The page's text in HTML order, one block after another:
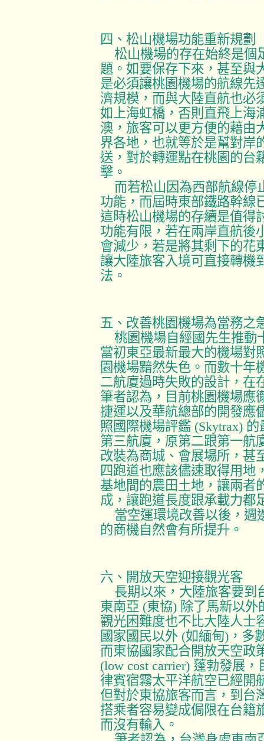
四、松山機場功能重新規劃
松山機場的存在始終是個
題。如要保存下來，甚至與
是必須讓桃園機場的航線先
濟規模，而與大陸直航也必
如上海虹橋，否則直飛上海
澳，旅客可以更方便的藉由
界各地，也就等於是幫對岸
送，對於轉運點在桃園的台
擊。
而若松山因為西部航線停
功能，而屆時東部鐵路幹線
這時松山機場的存續是值得
功能有限，若在兩岸直航後
會減少，若是將其剩下的花
讓大陸旅客入境可直接轉機
法。
五、改善桃園機場為當務之
桃園機場自經國先生推動
當初東亞最新最大的機場對
園機場黯然失色。而數十年
二航廈過時失敗的設計，在
筆者認為，目前桃園機場應
捷運以及華航總部的開發應
照國際機場評鑑 (Skytrax) 的
第三航廈，原第二跟第一航
改裝為商城、會展場所，甚
四跑道也應該儘速取得用地
基地間的農田土地，讓兩者
成，讓跑道長度跟承載力都
當空運環境改善以後，週
的商機自然會有所提升。
六、開放天空迎接觀光客
長期以來，大陸旅客要到
東南亞 (東協) 除了馬新以外
觀光困難度也不比大陸人士
國家國民以外 (如緬甸) ，多
而東協國家配合開放天空政
(low cost carrier) 蓬勃發展，
律賓宿霧太平洋航空已經開
但對於東協旅客而言，到台
搭乘者容易變成侷限在台籍
而沒有輸入。